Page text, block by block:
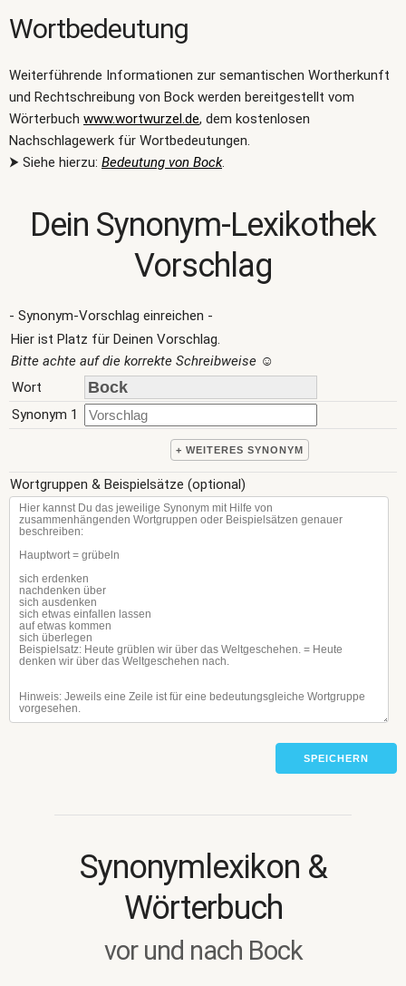
Wortbedeutung
Weiterführende Informationen zur semantischen Wortherkunft
und Rechtschreibung von Bock werden bereitgestellt vom
Wörterbuch www.wortwurzel.de, dem kostenlosen
Nachschlagewerk für Wortbedeutungen.
⮞ Siehe hierzu: Bedeutung von Bock.
Dein Synonym-Lexikothek
Vorschlag
- Synonym-Vorschlag einreichen -
Hier ist Platz für Deinen Vorschlag.
Bitte achte auf die korrekte Schreibweise ☺
Wort
Synonym 1
+ WEITERES SYNONYM
Wortgruppen & Beispielsätze (optional)
SPEICHERN
Synonymlexikon &
Wörterbuch
vor und nach Bock